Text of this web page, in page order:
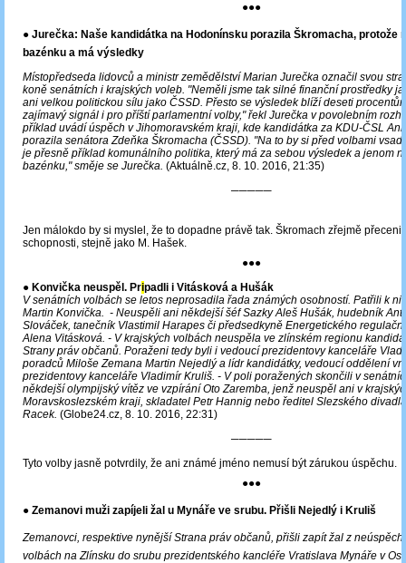
●●●
● Jurečka: Naše kandidátka na Hodonínsku porazila Škromacha, protože
bazénku a má výsledky
Místopředseda lidovců a ministr zemědělství Marian Jurečka označil svou
koně senátních i krajských voleb. "Neměli jsme tak silné finanční prostředky
ani velkou politickou sílu jako ČSSD. Přesto se výsledek blíží deseti
zajímavý signál i pro příští parlamentní volby," řekl Jurečka v povolebním
příklad uvádí úspěch v Jihomoravském kraji, kde kandidátka za KDU-ČSL
porazila senátora Zdeňka Škromacha (ČSSD). "Na to by si před volbami
je přesně příklad komunálního politika, který má za sebou výsledek a jenom
bazénku," směje se Jurečka. (Aktuálně.cz, 8. 10. 2016, 21:35)
─────
Jen málokdo by si myslel, že to dopadne právě tak. Škromach zřejmě
schopnosti, stejně jako M. Hašek.
●●●
● Konvička neuspěl. Pripadli i Vitásková a Hušák
V senátních volbách se letos neprosadila řada známých osobností. Patřili k
Martin Konvička. - Neuspěli ani někdejší šéf Sazky Aleš Hušák, hudebník
Slováček, tanečník Vlastimil Harapes či předsedkyně Energetického
Alena Vitásková. - V krajských volbách neuspěla ve zlínském regionu
Strany práv občanů. Poraženi tedy byli i vedoucí prezidentovy kanceláře
poradců Miloše Zemana Martin Nejedlý a lídr kandidátky, vedoucí oddělení
prezidentovy kanceláře Vladimír Kruliš. - V poli poražených skončili v
někdejší olympijský vítěz ve vzpírání Oto Zaremba, jenž neuspěl ani v
Moravskoslezském kraji, skladatel Petr Hannig nebo ředitel Slezského
Racek. (Globe24.cz, 8. 10. 2016, 22:31)
─────
Tyto volby jasně potvrdily, že ani známé jméno nemusí být zárukou úspěchu.
●●●
● Zemanovi muži zapíjeli žal u Mynáře ve srubu. Přišli Nejedlý i Kruliš
Zemanovci, respektive nynější Strana práv občanů, přišli zapít žal z
volbách na Zlínsku do srubu prezidentského kancléře Vratislava Mynáře v